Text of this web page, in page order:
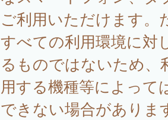
ご利用いただけます。
すべての利用環境に対
るものではないため、
用する機種等によって
できない場合がありま